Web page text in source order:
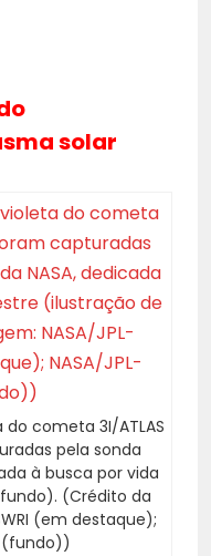
solar
cometa 3I/ATLAS
pela sonda
à busca por vida
(Crédito da
(em destaque);
(fundo))